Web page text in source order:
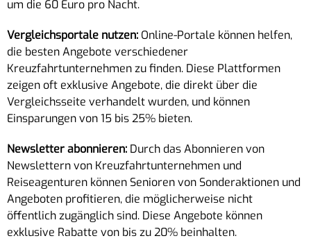
um die 60 Euro pro Nacht.
Vergleichsportale nutzen: Online-Portale können helfen,
die besten Angebote verschiedener
Kreuzfahrtunternehmen zu finden. Diese Plattformen
zeigen oft exklusive Angebote, die direkt über die
Vergleichsseite verhandelt wurden, und können
Einsparungen von 15 bis 25% bieten.
Newsletter abonnieren: Durch das Abonnieren von
Newslettern von Kreuzfahrtunternehmen und
Reiseagenturen können Senioren von Sonderaktionen und
Angeboten profitieren, die möglicherweise nicht
öffentlich zugänglich sind. Diese Angebote können
exklusive Rabatte von bis zu 20% beinhalten.